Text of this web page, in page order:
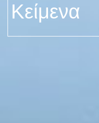
Κείμενα